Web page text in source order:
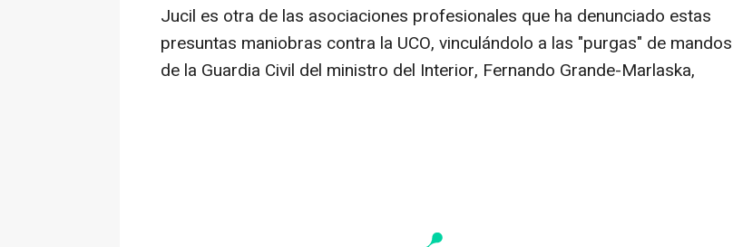
Jucil es otra de las asociaciones profesionales que ha denunciado estas
presuntas maniobras contra la UCO, vinculándolo a las "purgas" de mandos
de la Guardia Civil del ministro del Interior, Fernando Grande-Marlaska,